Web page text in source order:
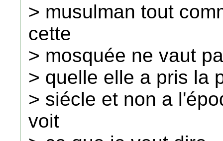
> musulman tout
cette
> mosquée ne vaut
> quelle elle a pris la
> siécle et non a
voit